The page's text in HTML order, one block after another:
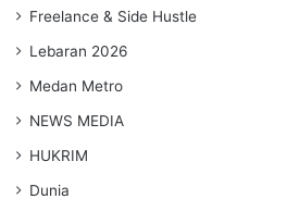
Freelance & Side Hustle
Lebaran 2026
Medan Metro
NEWS MEDIA
HUKRIM
Dunia